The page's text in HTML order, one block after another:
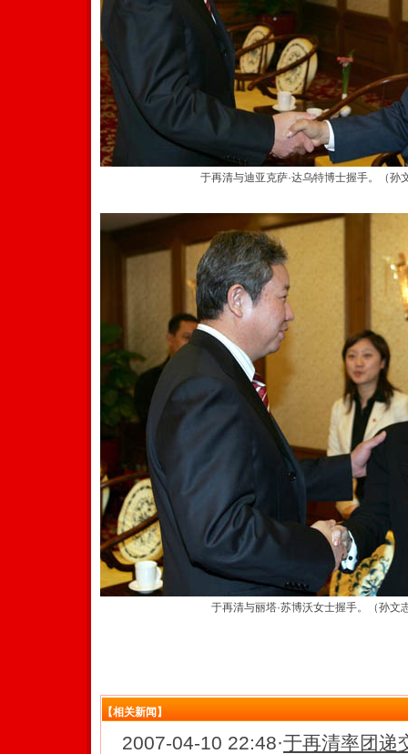
于再清与迪亚克萨·达乌特博士握手。（孙
于再清与丽塔·苏博沃女士握手。（孙文
【相关新闻】
2007-04-10 22:48·于再清率团递